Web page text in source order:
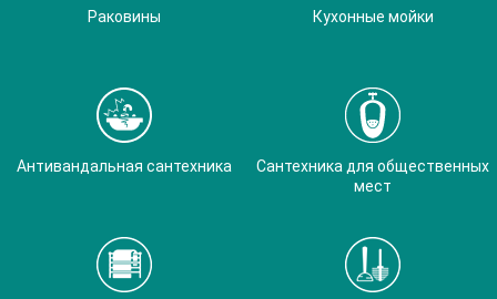
Раковины Кухонные мойки
Антивандальная сантехника
Сантехника для общественных
мест